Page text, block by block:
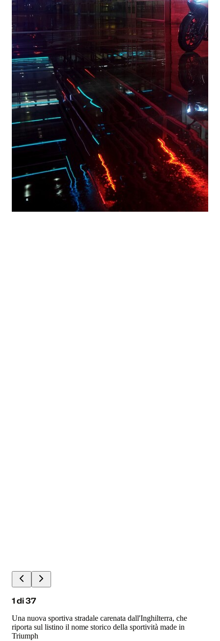
1di37
Una nuova sportiva stradale carenata dall'Inghilterra, che
riporta sul listino il nome storico della sportività made in
Triumph